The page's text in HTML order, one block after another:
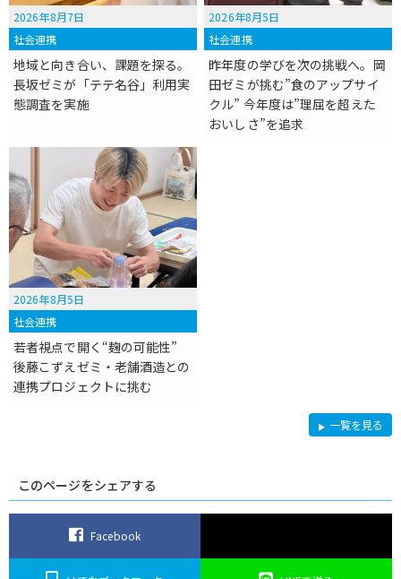
2026年8月7日
社会連携
地域と向き合い、課題を探る。
長坂ゼミが「テテ名谷」利用実
態調査を実施
2026年8月5日
社会連携
昨年度の学びを次の挑戦へ。岡
田ゼミが挑む”食のアップサイ
クル” 今年度は”理屈を超えた
おいしさ”を追求
2026年8月5日
社会連携
若者視点で開く“麹の可能性”
後藤こずえゼミ・老舗酒造との
連携プロジェクトに挑む
社
会
一覧を見る
このページをシェアする
Facebook